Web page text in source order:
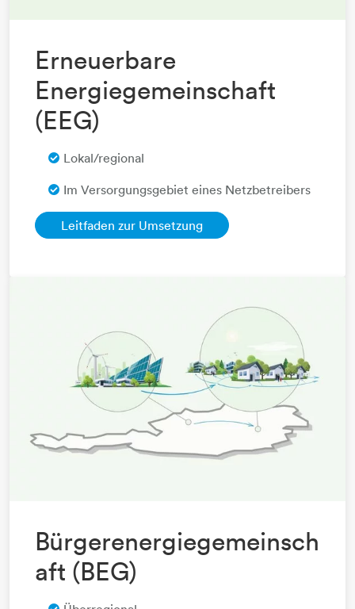
Erneuerbare
Energiegemeinschaft
(EEG)​​​​​​​
Lokal/regional
Im Versorgungsgebiet eines Netzbetreibers
Leitfaden zur Umsetzung
Bürgerenergiegemeinsch
aft ​​​​​​​(BEG)